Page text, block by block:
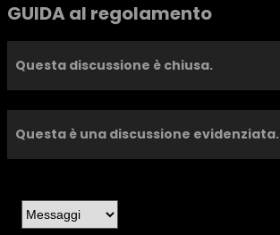
GUIDA al regolamento
Questa discussione è chiusa.
Questa è una discussione evidenziata.